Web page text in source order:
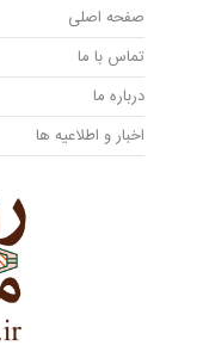
صفحه اصلی
تماس با ما
درباره ما
اخبار و اطلاعیه ها